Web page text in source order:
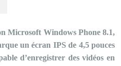
Microsoft Windows Phone 8.1,
un écran IPS de 4,5 pouces
d’enregistrer des vidéos en